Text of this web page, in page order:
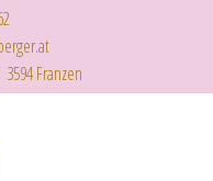
Franzen